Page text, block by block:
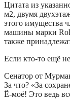
Цитата из
м2, двумя
этого имущества
машины марки
также
Если кто-то ещё
Сенатор от
За что? «За
Ё-моё! Это ведь